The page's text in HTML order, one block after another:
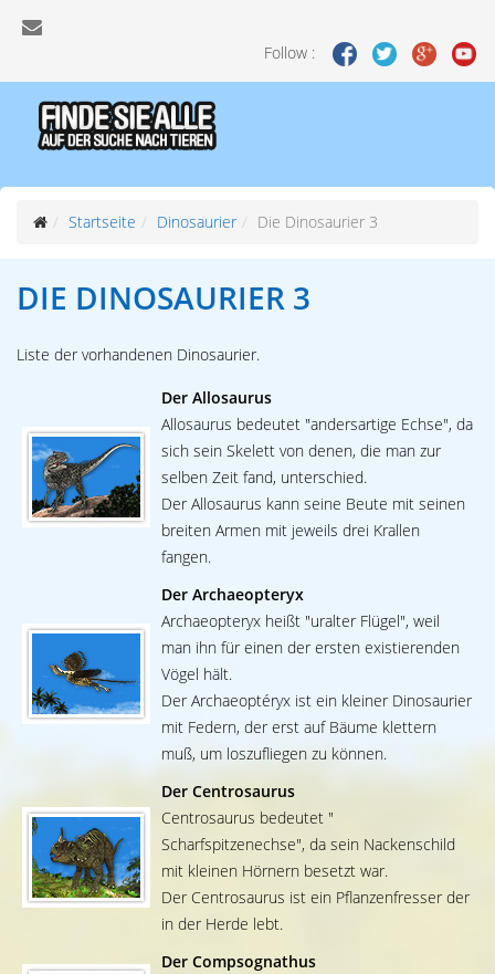
Follow :
Startseite Dinosaurier Die Dinosaurier 3
DIE DINOSAURIER 3
Liste der vorhandenen Dinosaurier.
Der Allosaurus
Allosaurus bedeutet "andersartige Echse", da
sich sein Skelett von denen, die man zur
selben Zeit fand, unterschied.
Der Allosaurus kann seine Beute mit seinen
breiten Armen mit jeweils drei Krallen
fangen.
Der Archaeopteryx
Archaeopteryx heißt "uralter Flügel", weil
man ihn für einen der ersten existierenden
Vögel hält.
Der Archaeoptéryx ist ein kleiner Dinosaurier
mit Federn, der erst auf Bäume klettern
muß, um loszufliegen zu können.
Der Centrosaurus
Centrosaurus bedeutet "
Scharfspitzenechse", da sein Nackenschild
mit kleinen Hörnern besetzt war.
Der Centrosaurus ist ein Pflanzenfresser der
in der Herde lebt.
Der Compsognathus